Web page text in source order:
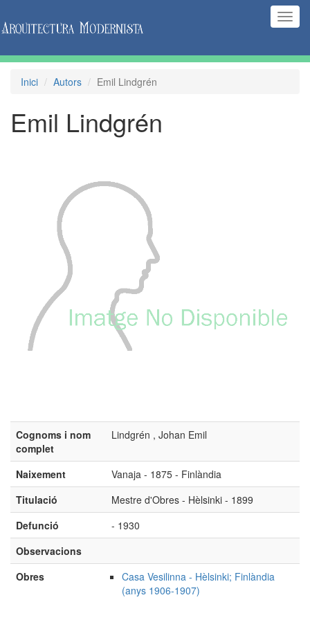
Inici Autors Emil Lindgrén
Emil Lindgrén
Cognoms i nom
complet
Lindgrén , Johan Emil
Naixement
Vanaja - 1875 - Finlàndia
Titulació
Mestre d'Obres - Hèlsinki - 1899
Defunció
- 1930
Observacions
Obres
Casa Vesilinna - Hèlsinki; Finlàndia
(anys 1906-1907)